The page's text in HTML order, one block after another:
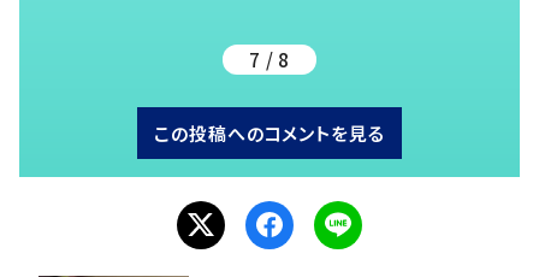
7 / 8
この投稿へのコメントを見る